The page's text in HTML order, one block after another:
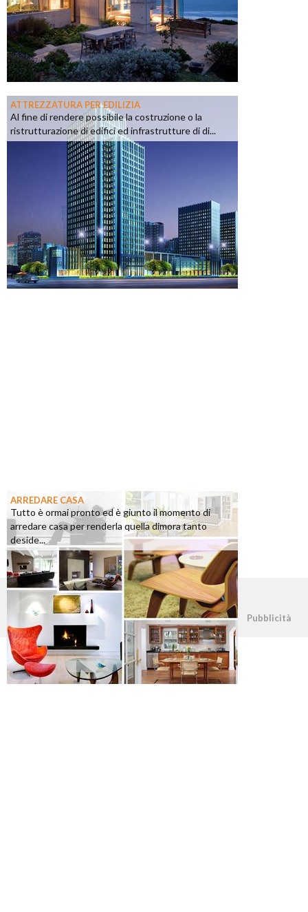
ATTREZZATURA PER EDILIZIA
Al fine di rendere possibile la costruzione o la
ristrutturazione di edifici ed infrastrutture di di...
ARREDARE CASA
Tutto è ormai pronto ed è giunto il momento di
arredare casa per renderla quella dimora tanto
deside...
©2026 - casapratica.org - p.iva 03338800984 Pubblicità